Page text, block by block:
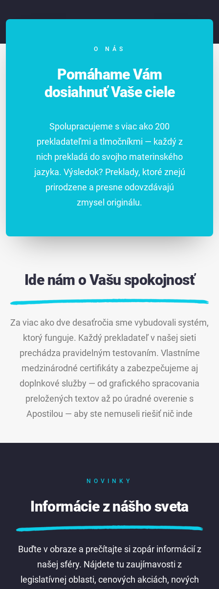
O NÁS
Pomáhame Vám
dosiahnuť Vaše ciele
Spolupracujeme s viac ako 200
prekladateľmi a tlmočníkmi — každý z
nich prekladá do svojho materinského
jazyka. Výsledok? Preklady, ktoré znejú
prirodzene a presne odovzdávajú
zmysel originálu.
Ide nám o Vašu spokojnosť
Za viac ako dve desaťročia sme vybudovali systém,
ktorý funguje. Každý prekladateľ v našej sieti
prechádza pravidelným testovaním. Vlastníme
medzinárodné certifikáty a zabezpečujeme aj
doplnkové služby — od grafického spracovania
preložených textov až po úradné overenie s
Apostilou — aby ste nemuseli riešiť nič inde
NOVINKY
Informácie z nášho sveta
Buďte v obraze a prečítajte si zopár informácií z
našej sféry. Nájdete tu zaujímavosti z
legislatívnej oblasti, cenových akciách, nových